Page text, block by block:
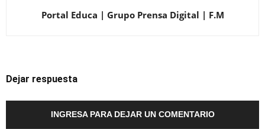
Portal Educa | Grupo Prensa Digital | F.M
Dejar respuesta
INGRESA PARA DEJAR UN COMENTARIO